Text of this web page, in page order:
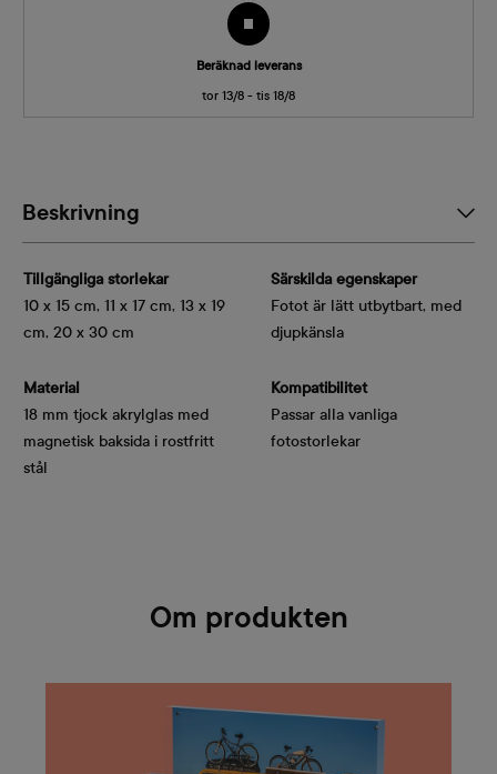
Beräknad leverans
tor 13/8 - tis 18/8
Beskrivning
Tillgängliga storlekar
10 x 15 cm, 11 x 17 cm, 13 x 19
cm, 20 x 30 cm
Material
18 mm tjock akrylglas med
magnetisk baksida i rostfritt
stål
Särskilda egenskaper
Fotot är lätt utbytbart, med
djupkänsla
Kompatibilitet
Passar alla vanliga
fotostorlekar
Om produkten